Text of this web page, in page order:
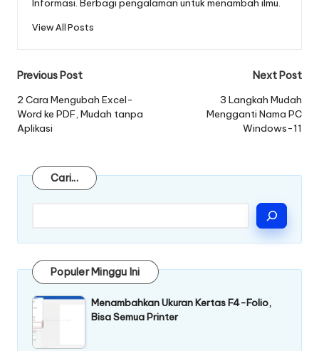
Informasi. Berbagi pengalaman untuk menambah ilmu.
View All Posts
Post
navigation
Previous Post
2 Cara Mengubah Excel-
Word ke PDF, Mudah tanpa
Aplikasi
Next Post
3 Langkah Mudah
Mengganti Nama PC
Windows-11
Cari...
Cari
Populer Minggu Ini
Menambahkan Ukuran Kertas F4-Folio,
Bisa Semua Printer